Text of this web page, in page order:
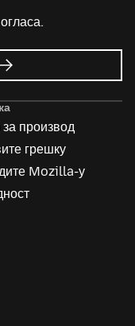
о
производ
грешку
Mozilla-у